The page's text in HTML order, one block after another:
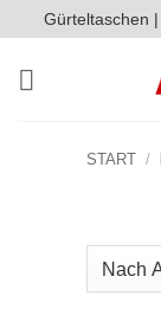
Inhalt
springen
Gürteltaschen |
START /